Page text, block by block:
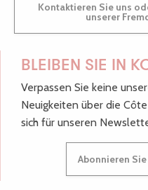
Kontaktieren Sie uns oder besuchen Sie uns in einem
unserer
BLEIBEN SIE IN
Verpassen Sie keine
Neuigkeiten über die
sich für unseren
Abonnieren